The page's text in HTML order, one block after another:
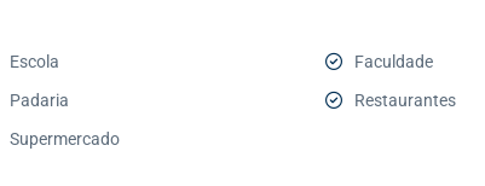
Escola
Faculdade
Padaria
Restaurantes
Supermercado